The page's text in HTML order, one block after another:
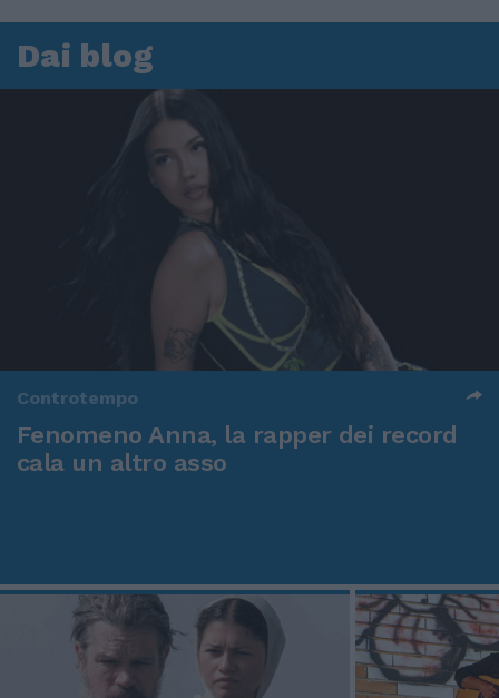
Dai blog
Controtempo
Fenomeno Anna, la rapper dei record
cala un altro asso